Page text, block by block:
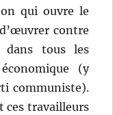
qui ouvre le
contre
dans tous les
(y
communiste).
ces travailleurs